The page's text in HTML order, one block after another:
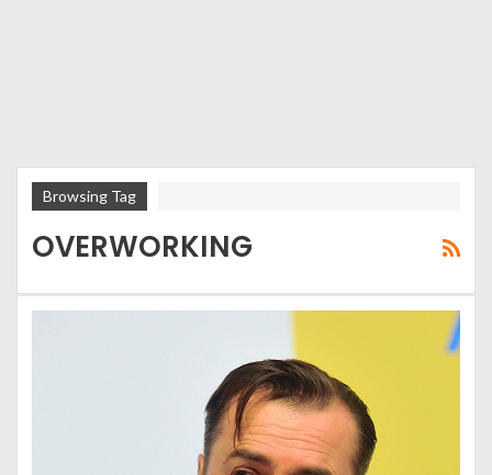
Browsing Tag
OVERWORKING